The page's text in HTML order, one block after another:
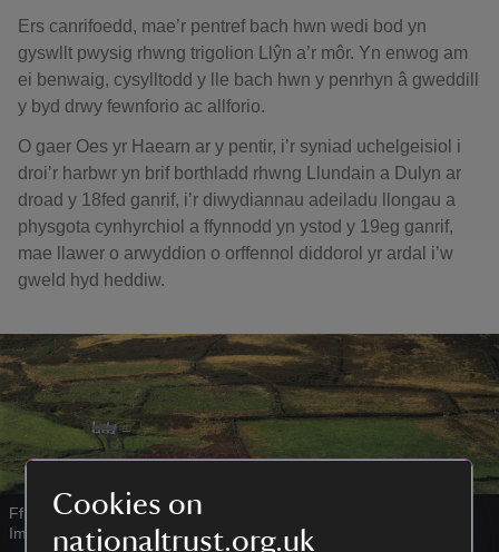
Cookies on
nationaltrust.org.uk
Ers canrifoedd, mae’r pentref bach hwn wedi bod yn
gyswllt pwysig rhwng trigolion Llŷn a’r môr. Yn enwog am
ei benwaig, cysylltodd y lle bach hwn y penrhyn â gweddill
y byd drwy fewnforio ac allforio.
O gaer Oes yr Haearn ar y pentir, i’r syniad uchelgeisiol i
droi’r harbwr yn brif borthladd rhwng Llundain a Dulyn ar
droad y 18fed ganrif, i’r diwydiannau adeiladu llongau a
physgota cynhyrchiol a ffynnodd yn ystod y 19eg ganrif,
mae llawer o arwyddion o orffennol diddorol yr ardal i’w
gweld hyd heddiw.
Ffiniau caeau traddodiadol ym Mhen Llŷn
Images/Joe Cornish